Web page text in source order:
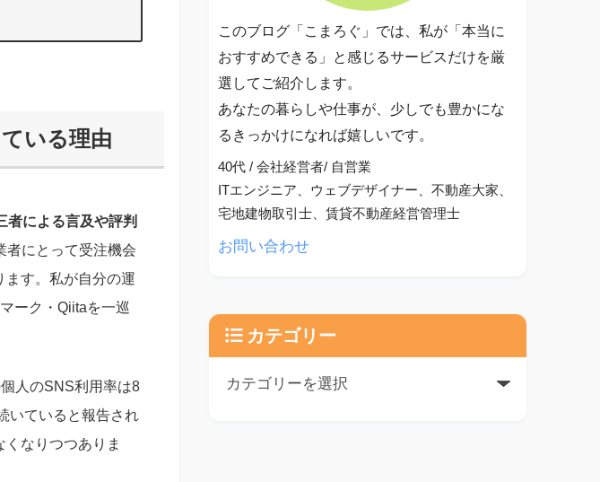
いる理由
者による言及や評判
者にとって受注機会
ます。私が自分の運
ーク・Qiitaを一巡
人のSNS利用率は8
いていると報告され
なりつつありま
このブログ「こまろぐ」では、私が「本当に
おすすめできる」と感じるサービスだけを厳
選してご紹介します。
あなたの暮らしや仕事が、少しでも豊かにな
るきっかけになれば嬉しいです。
40代 / 会社経営者/ 自営業
ITエンジニア、ウェブデザイナー、不動産大家、
宅地建物取引士、賃貸不動産経営管理士
お問い合わせ
カテゴリー